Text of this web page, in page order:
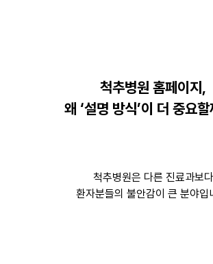
척추병원 홈페이지,
왜 ‘설명 방식’이 더 중요
척추병원은 다른 진료과보다
환자분들의 불안감이 큰 분야입